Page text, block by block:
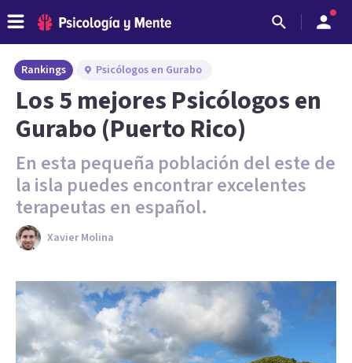
Rankings Psicólogos en Gurabo
Los 5 mejores Psicólogos en
Gurabo (Puerto Rico)
En esta pequeña población del este de
la isla puedes encontrar excelentes
terapeutas en español.
Xavier Molina